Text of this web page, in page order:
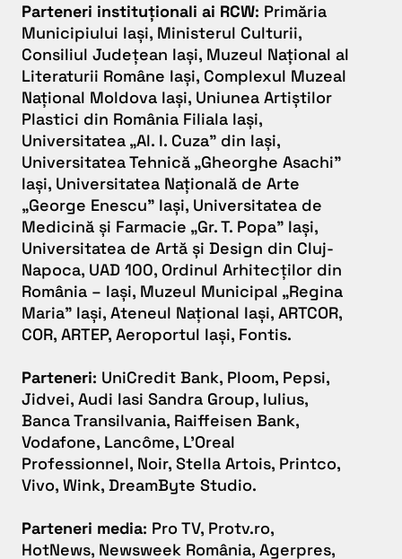
Parteneri instituționali ai RCW: Primăria
Municipiului Iași, Ministerul Culturii,
Consiliul Județean Iași, Muzeul Național al
Literaturii Române Iași, Complexul Muzeal
Național Moldova Iași, Uniunea Artiștilor
Plastici din România Filiala Iași,
Universitatea „Al. I. Cuza” din Iași,
Universitatea Tehnică „Gheorghe Asachi”
Iași, Universitatea Națională de Arte
„George Enescu” Iași, Universitatea de
Medicină și Farmacie „Gr. T. Popa” Iași,
Universitatea de Artă și Design din Cluj-
Napoca, UAD 100, Ordinul Arhitecților din
România – Iași, Muzeul Municipal „Regina
Maria” Iași, Ateneul Național Iași, ARTCOR,
COR, ARTEP, Aeroportul Iași, Fontis.
Parteneri: UniCredit Bank, Ploom, Pepsi,
Jidvei, Audi Iasi Sandra Group, Iulius,
Banca Transilvania, Raiffeisen Bank,
Vodafone, Lancôme, L’Oreal
Professionnel, Noir, Stella Artois, Printco,
Vivo, Wink, DreamByte Studio.
Parteneri media: Pro TV, Protv.ro,
HotNews, Newsweek România, Agerpres,